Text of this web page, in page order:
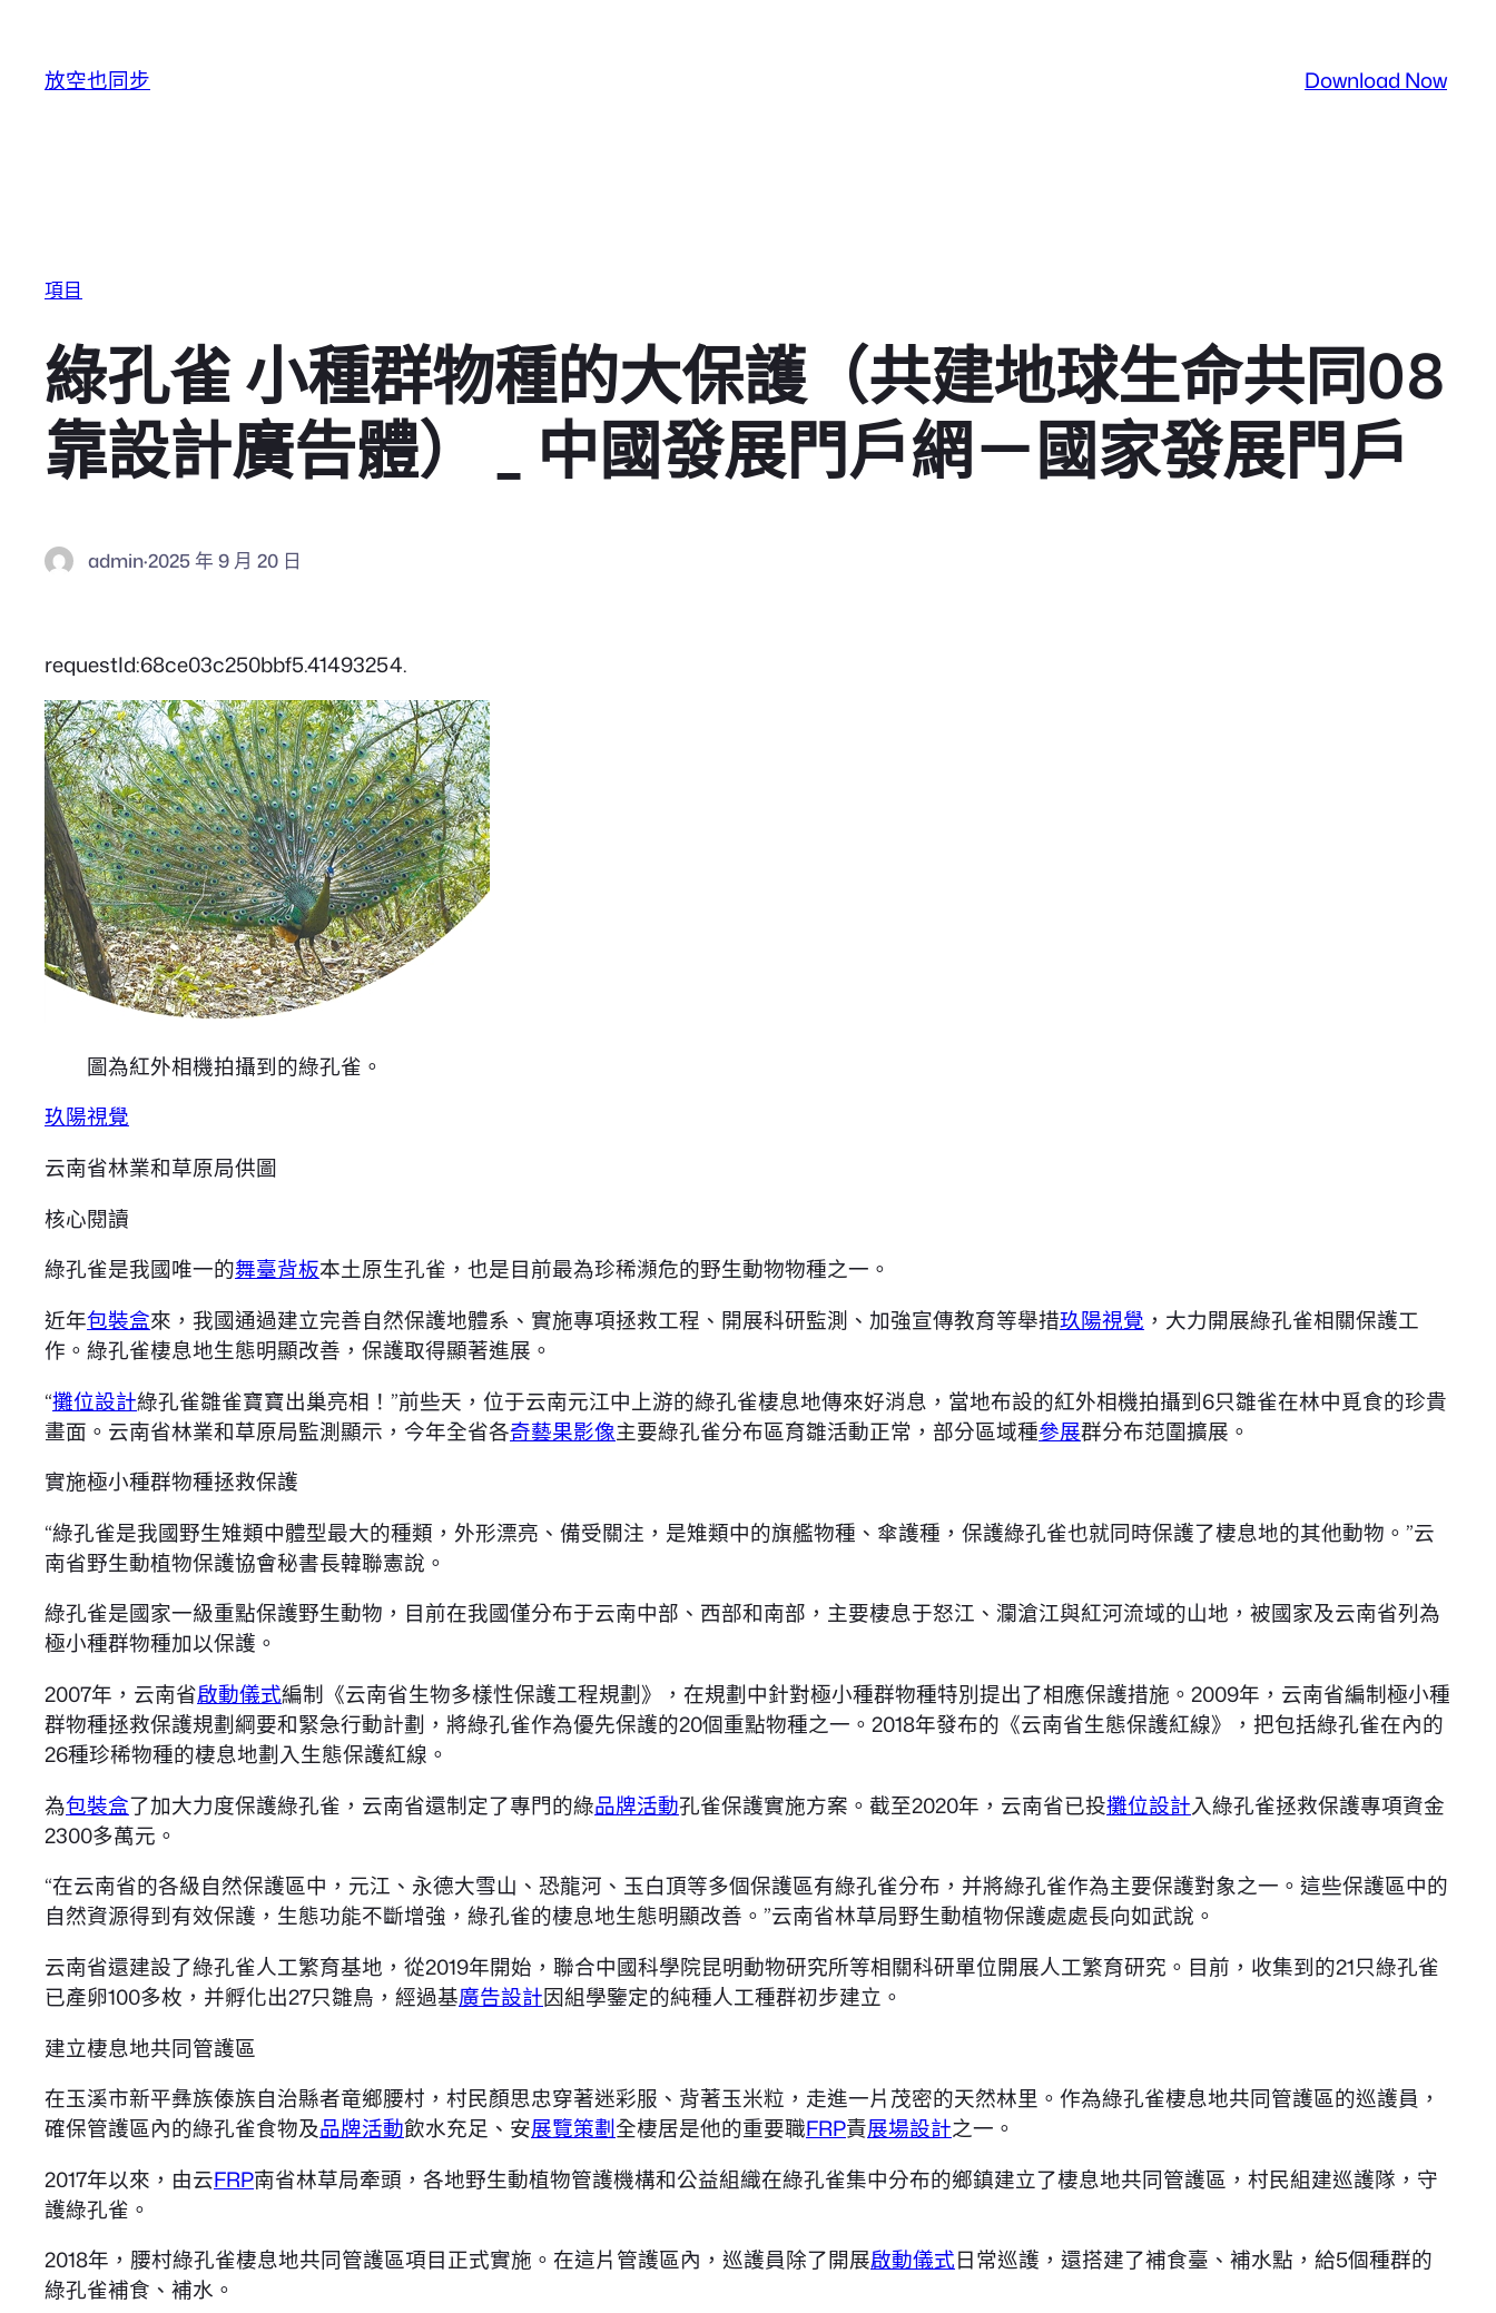
放空也同步 Download Now
項目
綠孔雀 小種群物種的大保護（共建地球生命共同08
靠設計廣告體） _ 中國發展門戶網－國家發展門戶
admin·2025 年 9 月 20 日
requestId:68ce03c250bbf5.41493254.
圖為紅外相機拍攝到的綠孔雀。
玖陽視覺
云南省林業和草原局供圖
核心閱讀
綠孔雀是我國唯一的舞臺背板本土原生孔雀，也是目前最為珍稀瀕危的野生動物物種之一。
近年包裝盒來，我國通過建立完善自然保護地體系、實施專項拯救工程、開展科研監測、加強宣傳教育等舉措玖陽視覺 ，大力開展綠孔雀相關保護工
作。綠孔雀棲息地生態明顯改善，保護取得顯著進展。
“攤位設計綠孔雀雛雀寶寶出巢亮相！”前些天，位于云南元江中上游的綠孔雀棲息地傳來好消息，當地布設的紅外相機拍攝到6只雛雀在林中覓食的珍貴
畫面。云南省林業和草原局監測顯示，今年全省各奇藝果影像主要綠孔雀分布區育雛活動正常，部分區域種參展群分布范圍擴展。
實施極小種群物種拯救保護
“綠孔雀是我國野生雉類中體型最大的種類，外形漂亮、備受關注，是雉類中的旗艦物種、傘護種，保護綠孔雀也就同時保護了棲息地的其他動物。”云
南省野生動植物保護協會秘書長韓聯憲說。
綠孔雀是國家一級重點保護野生動物，目前在我國僅分布于云南中部、西部和南部，主要棲息于怒江、瀾滄江與紅河流域的山地，被國家及云南省列為
極小種群物種加以保護。
2007年，云南省啟動儀式編制《云南省生物多樣性保護工程規劃》，在規劃中針對極小種群物種特別提出了相應保護措施。2009年，云南省編制極小種
群物種拯救保護規劃綱要和緊急行動計劃，將綠孔雀作為優先保護的20個重點物種之一。2018年發布的《云南省生態保護紅線》，把包括綠孔雀在內的
26種珍稀物種的棲息地劃入生態保護紅線。
為包裝盒了加大力度保護綠孔雀，云南省還制定了專門的綠品牌活動孔雀保護實施方案。截至2020年，云南省已投攤位設計入綠孔雀拯救保護專項資金
2300多萬元。
“在云南省的各級自然保護區中，元江、永德大雪山、恐龍河、玉白頂等多個保護區有綠孔雀分布，并將綠孔雀作為主要保護對象之一。這些保護區中的
自然資源得到有效保護，生態功能不斷增強，綠孔雀的棲息地生態明顯改善。”云南省林草局野生動植物保護處處長向如武說。
云南省還建設了綠孔雀人工繁育基地，從2019年開始，聯合中國科學院昆明動物研究所等相關科研單位開展人工繁育研究。目前，收集到的21只綠孔雀
已產卵100多枚，并孵化出27只雛鳥，經過基廣告設計因組學鑒定的純種人工種群初步建立。
建立棲息地共同管護區
在玉溪市新平彝族傣族自治縣者竜鄉腰村，村民顏思忠穿著迷彩服、背著玉米粒，走進一片茂密的天然林里。作為綠孔雀棲息地共同管護區的巡護員，
確保管護區內的綠孔雀食物及品牌活動飲水充足、安展覽策劃全棲居是他的重要職FRP責展場設計之一。
2017年以來，由云FRP南省林草局牽頭，各地野生動植物管護機構和公益組織在綠孔雀集中分布的鄉鎮建立了棲息地共同管護區，村民組建巡護隊，守
護綠孔雀。
2018年，腰村綠孔雀棲息地共同管護區項目正式實施。在這片管護區內，巡護員除了開展啟動儀式日常巡護，還搭建了補食臺、補水點，給5個種群的
綠孔雀補食、補水。